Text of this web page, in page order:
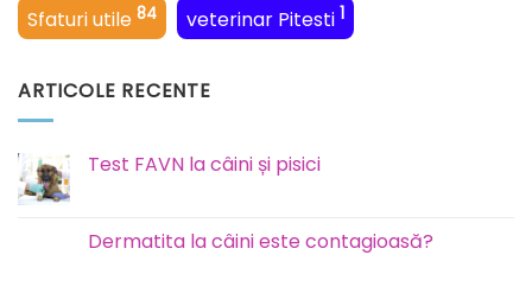
Sfaturi utile 84 veterinar Pitesti 1
ARTICOLE RECENTE
Test FAVN la câini și pisici
Test
FAVN
Dermatita la câini este contagioasă?